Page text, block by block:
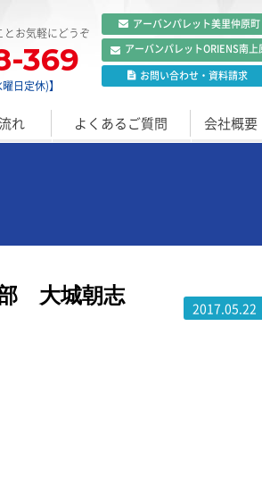
お気軽にどうぞ
369
日定休)】
アーバンパレット美里仲原町
アーバンパレットORIENS南上
お問い合わせ ・ 資料請求
れ よくあるご質問 会社概要
大城朝志
2017.05.22